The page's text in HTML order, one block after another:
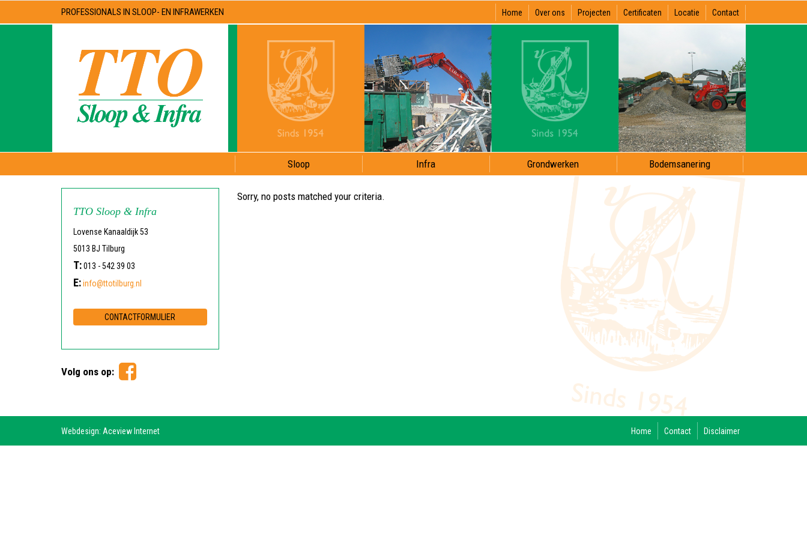
PROFESSIONALS IN SLOOP- EN INFRAWERKEN Home Over ons Projecten Certificaten Locatie Contact
Sloop Infra Grondwerken Bodemsanering
Sorry, no posts matched your criteria.
TTO Sloop & Infra
Lovense Kanaaldijk 53
5013 BJ Tilburg
T:013 - 542 39 03
E:info@ttotilburg.nl
CONTACTFORMULIER
Volg ons op:
Home Contact Disclaimer
Webdesign: Aceview Internet